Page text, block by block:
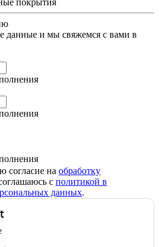
данные и мы свяжемся с вами в
согласие на обработку
с политикой в
данных.